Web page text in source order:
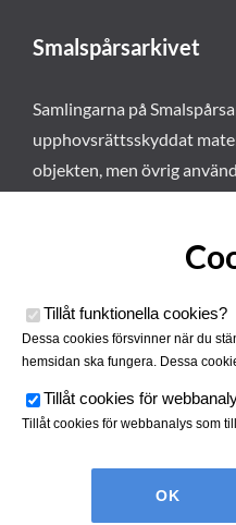
Smalspårsarkivet
Samlingarna på
upphovsrättsskyddat
objekten, men övrig
Smalspårsarkivet drivs av
Tillåt funktionella cookies?
Dessa cookies försvinner när du
hemsidan ska fungera. Dessa
Tillåt cookies för
Tillåt cookies för webbanalys som